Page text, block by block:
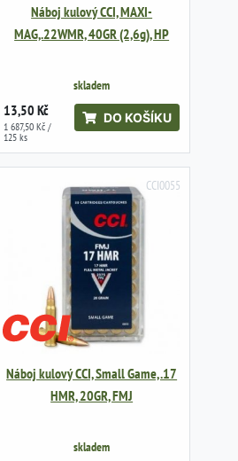
Náboj kulový CCI, MAXI-
MAG,.22WMR, 40GR (2,6g), HP
skladem
13,50 Kč
1 687,50 Kč /
125 ks
DO KOŠÍKU
CCI0055
Náboj kulový CCI, Small Game, .17
HMR, 20GR, FMJ
skladem